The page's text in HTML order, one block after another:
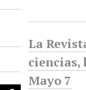
La
ciencias,
Mayo 7